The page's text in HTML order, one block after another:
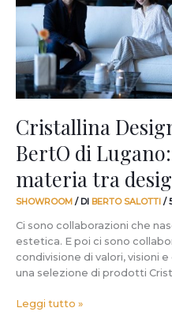
Cristallina
BertO di
materia tra
SHOWROOM / DI BERTO SALOTTI /
Ci sono collaborazioni che
estetica. E poi ci sono
condivisione di valori, visioni
una selezione di prodotti
di
Lugano:
valore
della
materia
tra
e
territorio
Leggi tutto »